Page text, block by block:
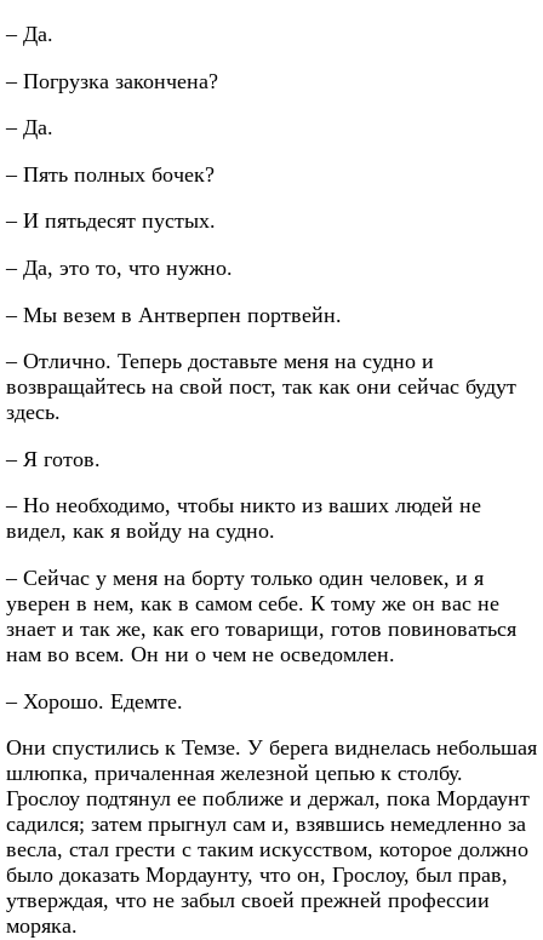
– Да.
– Погрузка закончена?
– Да.
– Пять полных бочек?
– И пятьдесят пустых.
– Да, это то, что нужно.
– Мы везем в Антверпен портвейн.
– Отлично. Теперь доставьте меня на судно и
возвращайтесь на свой пост, так как они сейчас будут
здесь.
– Я готов.
– Но необходимо, чтобы никто из ваших людей не
видел, как я войду на судно.
– Сейчас у меня на борту только один человек, и я
уверен в нем, как в самом себе. К тому же он вас не
знает и так же, как его товарищи, готов повиноваться
нам во всем. Он ни о чем не осведомлен.
– Хорошо. Едемте.
Они спустились к Темзе. У берега виднелась небольшая
шлюпка, причаленная железной цепью к столбу.
Грослоу подтянул ее поближе и держал, пока Мордаунт
садился; затем прыгнул сам и, взявшись немедленно за
весла, стал грести с таким искусством, которое должно
было доказать Мордаунту, что он, Грослоу, был прав,
утверждая, что не забыл своей прежней профессии
моряка.